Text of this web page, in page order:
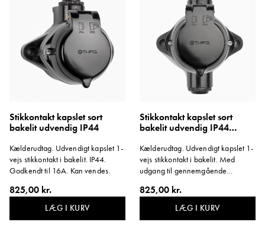
Stikkontakt kapslet sort
bakelit udvendig IP44
Kælderudtag. Udvendigt kapslet 1-
vejs stikkontakt i bakelit. IP44.
Godkendt til 16A. Kan vendes.
825,00 kr.
LÆG I KURV
Stikkontakt kapslet sort
bakelit udvendig IP44
Kælderudtag. Udvendigt kapslet 1-
vejs stikkontakt i bakelit. Med
udgang til gennemgående
16A.
825,00 kr.
LÆG I KURV